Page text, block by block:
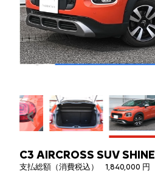
C3 AIRCROSS SUV SHINE
支払総額（消費税込）
1,840,000 円